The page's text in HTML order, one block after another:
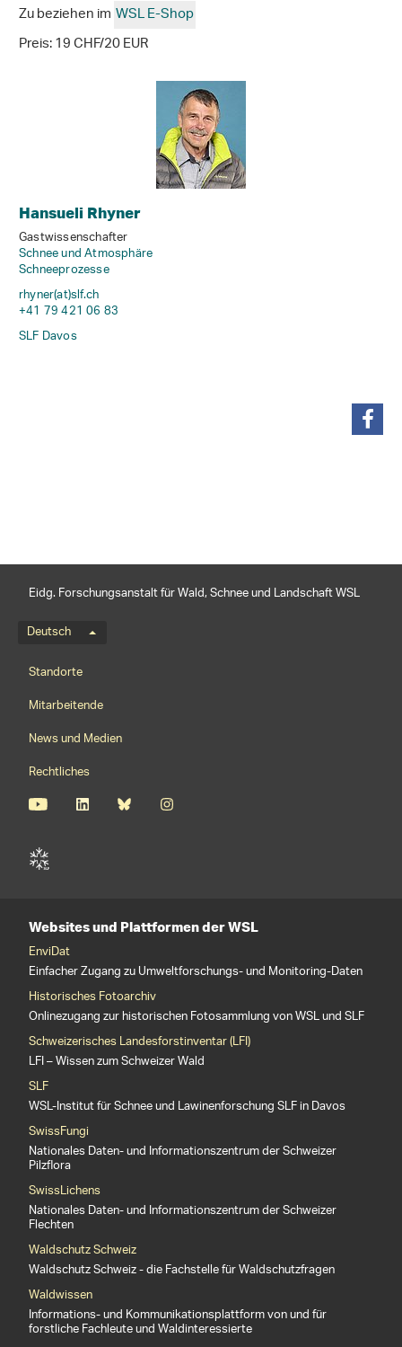
Zu beziehen imWSL E-Shop
Preis: 19 CHF/20 EUR
Hansueli Rhyner
Gastwissenschafter
Schnee und Atmosphäre
Schneeprozesse
rhyner(at)slf.ch
+41 79 421 06 83
SLF Davos
Eidg. Forschungsanstalt für Wald, Schnee und Landschaft WSL
Sprachmenü
Deutsch
Footernavigation
Standorte
Mitarbeitende
News und Medien
Rechtliches
Websites und Plattformen der WSL
EnviDat
Einfacher Zugang zu Umweltforschungs- und Monitoring-Daten
Historisches Fotoarchiv
Onlinezugang zur historischen Fotosammlung von WSL und SLF
Schweizerisches Landesforstinventar (LFI)
LFI – Wissen zum Schweizer Wald
SLF
WSL-Institut für Schnee und Lawinenforschung SLF in Davos
SwissFungi
Nationales Daten- und Informationszentrum der Schweizer
Pilzflora
SwissLichens
Nationales Daten- und Informationszentrum der Schweizer
Flechten
Waldschutz Schweiz
Waldschutz Schweiz - die Fachstelle für Waldschutzfragen
Waldwissen
Informations- und Kommunikationsplattform von und für
forstliche Fachleute und Waldinteressierte